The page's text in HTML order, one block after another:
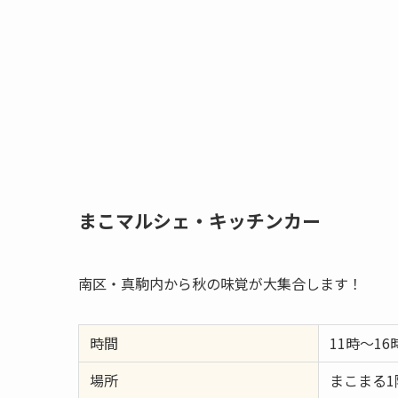
まこマルシェ・キッチンカー
南区・真駒内から秋の味覚が大集合します！
時間
11時～16
場所
まこまる